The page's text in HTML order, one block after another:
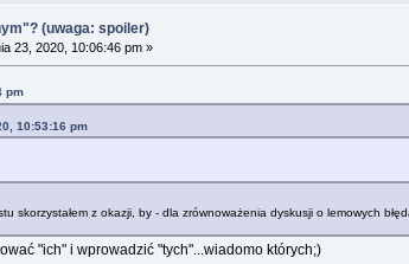
(uwaga: spoiler)
23, 2020, 10:06:46 pm »
pm
10:53:16 pm
skorzystałem z okazji, by - dla zrównoważenia dyskusji o lemowych
"ich" i wprowadzić "tych"...wiadomo których;)